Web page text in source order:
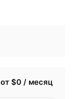
от $0 / месяц